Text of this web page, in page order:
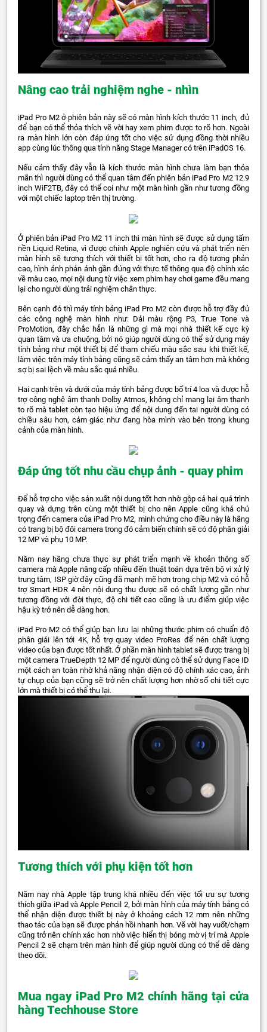
Nâng cao trải nghiệm nghe - nhìn
iPad Pro M2 ở phiên bản này sẽ có màn hình kích thước 11 inch, đủ
để bạn có thể thỏa thích vẽ vời hay xem phim được to rõ hơn. Ngoài
ra màn hình lớn còn đáp ứng tốt cho việc sử dụng đồng thời nhiều
app cùng lúc thông qua tính năng Stage Manager có trên iPadOS 16.
Nếu cảm thấy đây vẫn là kích thước màn hình chưa làm bạn thỏa
mãn thì người dùng có thể quan tâm đến phiên bản iPad Pro M2 12.9
inch WiF2TB, đây có thể coi như một màn hình gần như tương đồng
với một chiếc laptop trên thị trường.
Ở phiên bản iPad Pro M2 11 inch thì màn hình sẽ được sử dụng tấm
nền Liquid Retina, vì được chính Apple nghiên cứu và phát triển nên
màn hình sẽ tương thích với thiết bị tốt hơn, cho ra độ tương phản
cao, hình ảnh phản ánh gần đúng với thực tế thông qua độ chính xác
về màu cao, mọi nội dung từ việc xem phim hay chơi game đều mang
lại cho người dùng trải nghiệm chân thực.
Bên cạnh đó thì máy tính bảng iPad Pro M2 còn được hỗ trợ đầy đủ
các công nghệ màn hình như: Dải màu rộng P3, True Tone và
ProMotion, đây chắc hẳn là những gì mà mọi nhà thiết kế cực kỳ
quan tâm và ưa chuộng, bởi nó giúp người dùng có thể sử dụng máy
tính bảng như một thiết bị để tham chiếu màu sắc sau khi thiết kế,
làm việc trên máy tính bảng cũng sẽ cảm thấy an tâm hơn mà không
sợ bị sai lệch về màu sắc quá nhiều.
Hai cạnh trên và dưới của máy tính bảng được bố trí 4 loa và được hỗ
trợ công nghệ âm thanh Dolby Atmos, không chỉ mang lại âm thanh
to rõ mà tablet còn tạo hiệu ứng để nội dung đến tai người dùng có
chiều sâu hơn, cảm giác như đang hòa mình vào bên trong khung
cảnh của màn hình.
Đáp ứng tốt nhu cầu chụp ảnh - quay phim
Để hỗ trợ cho việc sản xuất nội dung tốt hơn nhờ gộp cả hai quá trình
quay và dựng trên cùng một thiết bị cho nên Apple cũng khá chú
trọng đến camera của iPad Pro M2, minh chứng cho điều này là hãng
có trang bị bộ đôi camera trong đó cảm biến chính sẽ có độ phân giải
12 MP và phụ 10 MP.
Năm nay hãng chưa thực sự phát triển mạnh về khoản thông số
camera mà Apple nâng cấp nhiều đến thuật toán dựa trên bộ vi xử lý
trung tâm, ISP giờ đây cũng đã mạnh mẽ hơn trong chip M2 và có hỗ
trợ Smart HDR 4 nên nội dung thu được sẽ có chất lượng gần như
tương đồng với đời thực, độ chi tiết cao cũng là ưu điểm giúp việc
hậu kỳ trở nên dễ dàng hơn.
iPad Pro M2 có thể giúp bạn lưu lại những thước phim có chuẩn độ
phân giải lên tới 4K, hỗ trợ quay video ProRes để nén chất lượng
video của bạn được tốt nhất. Ở phần màn hình tablet sẽ được trang bị
một camera TrueDepth 12 MP để người dùng có thể sử dụng Face ID
một cách an toàn nhờ khả năng nhận diện có độ chính xác cao, ảnh
tự chụp của bạn cũng sẽ trở nên chất lượng hơn nhờ số chi tiết cực
lớn mà thiết bị có thể thu lại.
Tương thích với phụ kiện tốt hơn
Năm nay nhà Apple tập trung khá nhiều đến việc tối ưu sự tương
thích giữa iPad và Apple Pencil 2, bởi màn hình của máy tính bảng có
thể nhận diện được thiết bị này ở khoảng cách 12 mm nên những
thao tác của bạn sẽ được phản hồi nhanh hơn. Vẽ vời hay vuốt/chạm
cũng trở nên chính xác hơn nhờ việc hiển thị bóng mờ vị trí mà Apple
Pencil 2 sẽ chạm trên màn hình để giúp người dùng có thể dễ dàng
theo dõi.
Mua ngay iPad Pro M2 chính hãng tại cửa
hàng Techhouse Store